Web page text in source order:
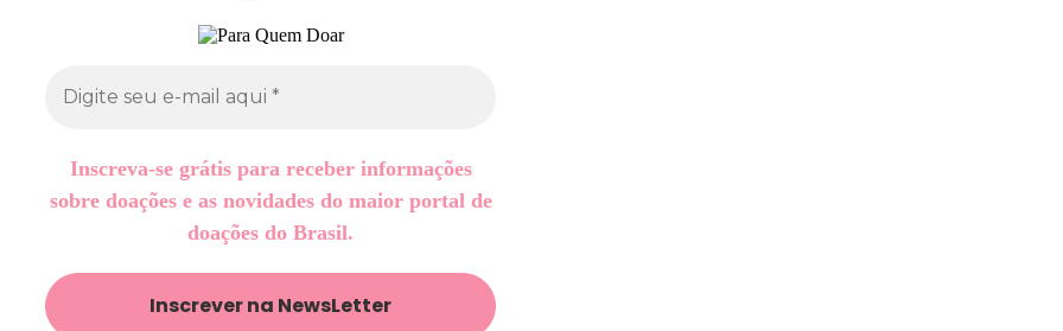
Inscreva-se grátis para receber informações
sobre doações e as novidades do maior portal de
doações do Brasil.